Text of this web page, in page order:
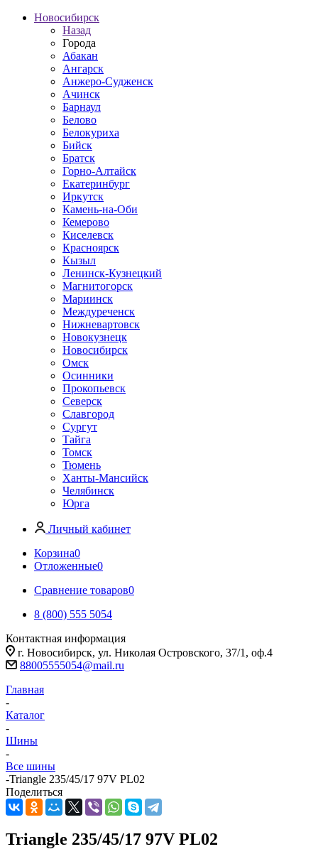
Новосибирск
Назад
Города
Абакан
Ангарск
Анжеро-Судженск
Ачинск
Барнаул
Белово
Белокуриха
Бийск
Братск
Горно-Алтайск
Екатеринбург
Иркутск
Камень-на-Оби
Кемерово
Киселевск
Красноярск
Кызыл
Ленинск-Кузнецкий
Магнитогорск
Мариинск
Междуреченск
Нижневартовск
Новокузнецк
Новосибирск
Омск
Осинники
Прокопьевск
Северск
Славгород
Сургут
Тайга
Томск
Тюмень
Ханты-Мансийск
Челябинск
Юрга
Личный кабинет
Корзина0
Отложенные0
Сравнение товаров0
8 (800) 555 5054
Контактная информация
г. Новосибирск, ул. Николая Островского, 37/1, оф.4
88005555054@mail.ru
Главная
-
Каталог
-
Шины
-
Все шины
-Triangle 235/45/17 97V PL02
Поделиться
Triangle 235/45/17 97V PL02